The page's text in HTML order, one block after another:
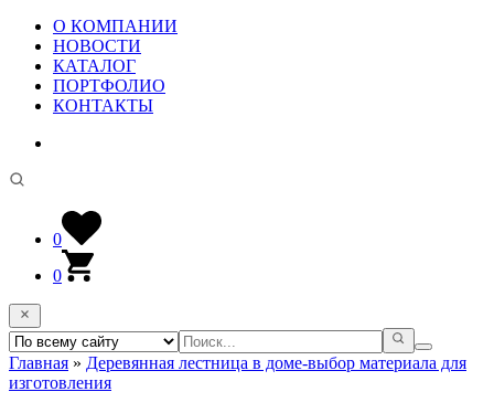
О КОМПАНИИ
НОВОСТИ
КАТАЛОГ
ПОРТФОЛИО
КОНТАКТЫ
0
0
Главная » Деревянная лестница в доме-выбор материала для
изготовления